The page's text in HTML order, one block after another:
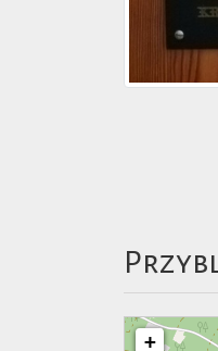
+